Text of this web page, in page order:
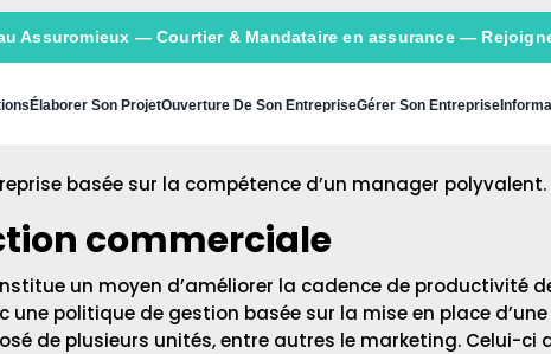
Assuromieux — Courtier & Mandataire en assurance —
Élaborer Son ProjetOuverture De Son EntrepriseGérer Son Entreprise
basée sur la compétence d’un manager
commerciale
un moyen d’améliorer la cadence de productivité
politique de gestion basée sur la mise en place
de plusieurs unités, entre autres le marketing. Celui-